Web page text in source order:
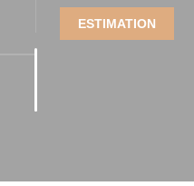
ESTIMATION